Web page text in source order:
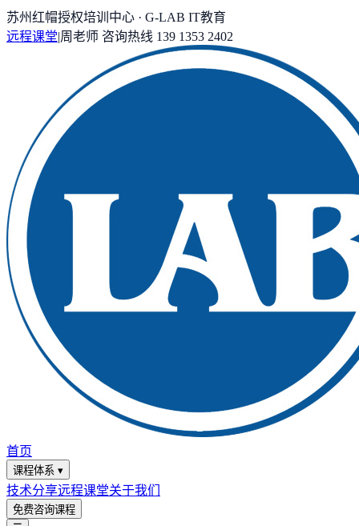
苏州红帽授权培训中心 · G-LAB IT教育
远程课堂|周老师 咨询热线 139 1353 2402
首页
课程体系 ▾
技术分享远程课堂关于我们
免费咨询课程